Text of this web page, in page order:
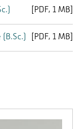
PDF 1 MB]
PDF 1 MB]